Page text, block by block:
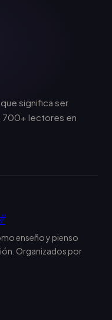
significa ser
700+ lectores en
enseño y pienso
Organizados por